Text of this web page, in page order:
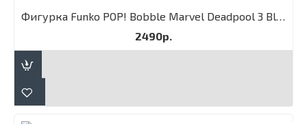
Фигурка Funko POP! Bobble Marvel Deadpool 3 Blade
2490р.